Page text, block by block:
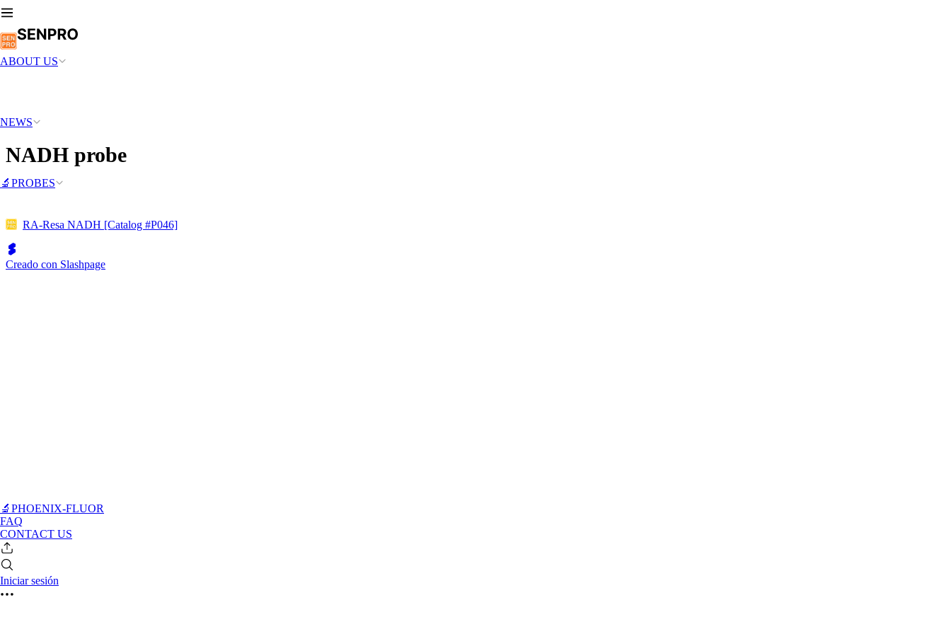
ABOUT US
NEWS
🔬PROBES
🔬PHOENIX-FLUOR
FAQ
CONTACT US
Iniciar sesión
NADH probe
RA-Resa NADH [Catalog #P046]
Creado con Slashpage